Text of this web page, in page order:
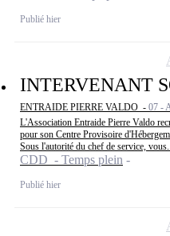
Publié hier
INTERVENANT
ENTRAIDE PIERRE VALDO - 07 -
L'Association Entraide Pierre Valdo
pour son Centre Provisoire
Sous l'autorité du chef de service, vous...
CDD - Temps plein
Publié hier